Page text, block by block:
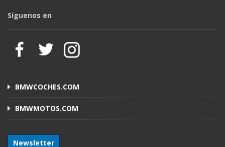
Síguenos en
BMWCOCHES.COM
BMWMOTOS.COM
Newsletter